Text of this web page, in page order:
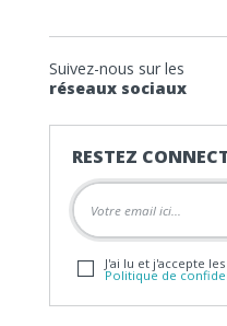
Suivez-nous sur les
réseaux sociaux
RESTEZ
J'ai lu et j'accepte
Politique de